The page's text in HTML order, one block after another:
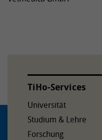
TiHo-Services
Universität
Studium & Lehre
Forschung